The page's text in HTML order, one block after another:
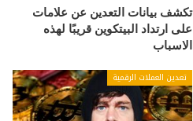
تكشف بيانات التعدين عن علامات
على ارتداد البيتكوين قريبًا لهذه
الاسباب
تعدين العملات الرقمية